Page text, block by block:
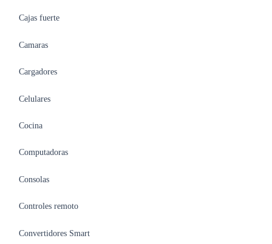
Cajas fuerte
Camaras
Cargadores
Celulares
Cocina
Computadoras
Consolas
Controles remoto
Convertidores Smart